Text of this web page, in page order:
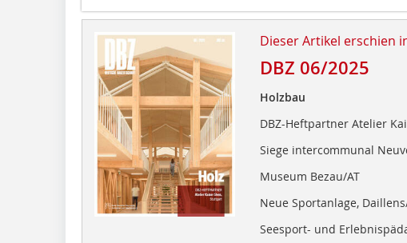
Dieser Artikel erschien
DBZ 06/2025
Holzbau
DBZ-Heftpartner Atelier
Siege intercommunal
Museum Bezau/AT
Neue Sportanlage,
Seesport- und